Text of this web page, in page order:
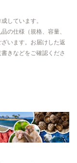
しています。
の仕様（規格、容量、
います。お届けした返
きなどをご確認くださ